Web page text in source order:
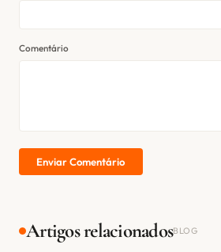
Comentário
Enviar Comentário
Artigos relacionadosBLOG